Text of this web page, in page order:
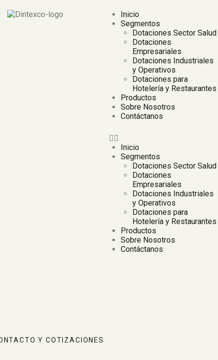
Inicio
Segmentos
Dotaciones Sector Salud
Dotaciones
Empresariales
Dotaciones Industriales
y Operativos
Dotaciones para
Hotelería y Restaurantes
Productos
Sobre Nosotros
Contáctanos
Inicio
Segmentos
Dotaciones Sector Salud
Dotaciones
Empresariales
Dotaciones Industriales
y Operativos
Dotaciones para
Hotelería y Restaurantes
Productos
Sobre Nosotros
Contáctanos
Y COTIZACIONES